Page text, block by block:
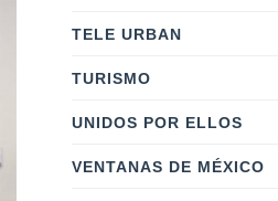
TELE URBAN
TURISMO
UNIDOS POR ELLOS
VENTANAS DE MÉXICO